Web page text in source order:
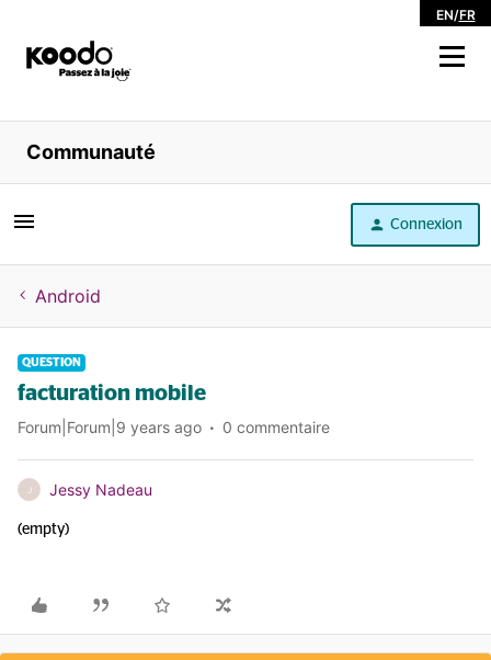
EN/FR
Magasiner
Libre service
Aide
Communauté
Connexion
Android
QUESTION
facturation mobile
Forum|Forum|9 years ago 0 commentaire
J Jessy Nadeau
(empty)